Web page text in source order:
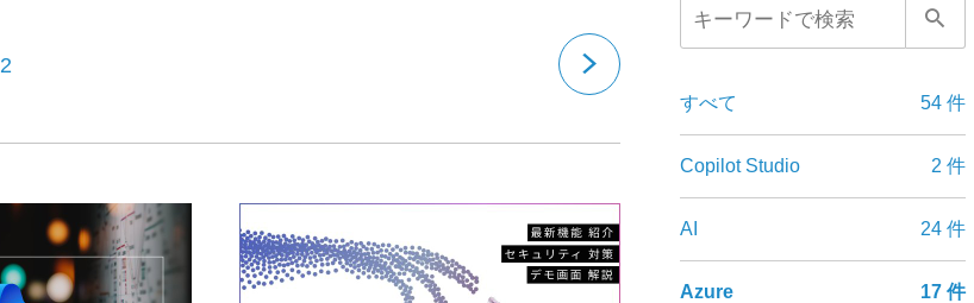
2
すべて 54 件
Copilot Studio 2 件
AI 24 件
Azure 17 件